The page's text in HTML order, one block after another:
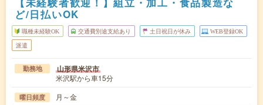
ど/日払いOK
職種未経験OK 交通費別途支給あり 土日祝日が休み WEB登録OK
派遣
勤務地 山形県米沢市
米沢駅から車15分
曜日頻度 月～金